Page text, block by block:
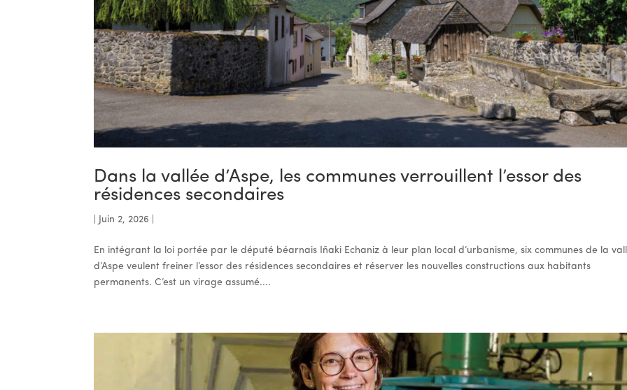
Dans la vallée d’Aspe, les communes verrouillent l’essor des
résidences secondaires
Juin 2, 2026
En intégrant la loi portée par le député béarnais Iñaki Echaniz à leur plan local d’urbanisme, six communes de la
d’Aspe veulent freiner l’essor des résidences secondaires et réserver les nouvelles constructions aux habitants
permanents. C’est un virage assumé....